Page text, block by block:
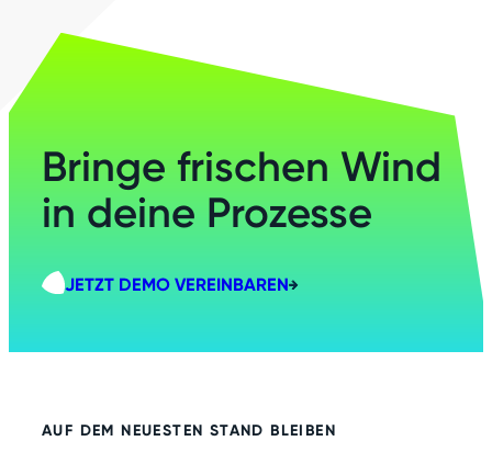
Bringe frischen Wind
in deine Prozesse
JETZT DEMO VEREINBAREN
AUF DEM NEUESTEN STAND BLEIBEN